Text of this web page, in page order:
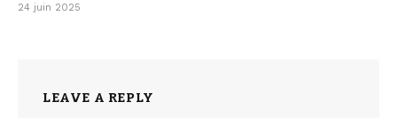
24 juin 2025
LEAVE A REPLY